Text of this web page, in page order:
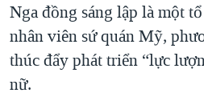
Nga đồng sáng lập là một
nhân viên sứ quán Mỹ,
thúc đẩy phát triển “lực
nữ.